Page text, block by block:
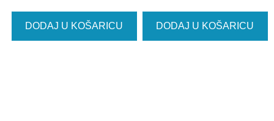
DODAJ U KOŠARICU DODAJ U KOŠARICU